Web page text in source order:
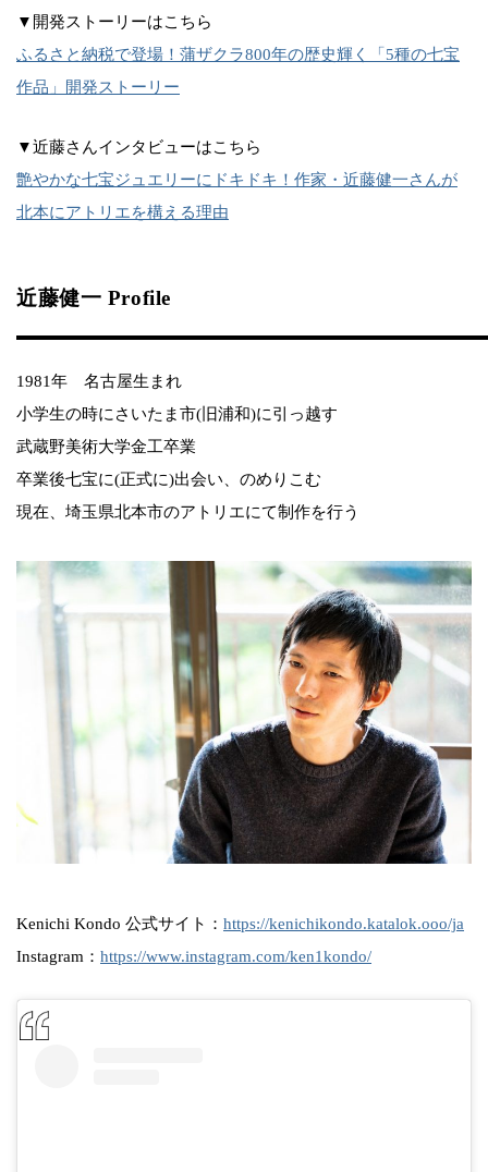
▼開発ストーリーはこちら
ふるさと納税で登場！蒲ザクラ800年の歴史輝く「5種の七宝
作品」開発ストーリー
▼近藤さんインタビューはこちら
艶やかな七宝ジュエリーにドキドキ！作家・近藤健一さんが
北本にアトリエを構える理由
近藤健一 Profile
1981年 名古屋生まれ
小学生の時にさいたま市(旧浦和)に引っ越す
武蔵野美術大学金工卒業
卒業後七宝に(正式に)出会い、のめりこむ
現在、埼玉県北本市のアトリエにて制作を行う
Kenichi Kondo 公式サイト： https://kenichikondo.katalok.ooo/ja
Instagram： https://www.instagram.com/ken1kondo/